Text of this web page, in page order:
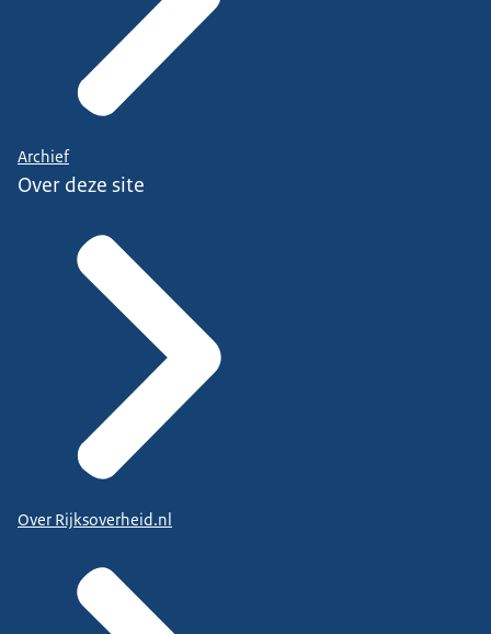
Archief
Over deze site
Over Rijksoverheid.nl